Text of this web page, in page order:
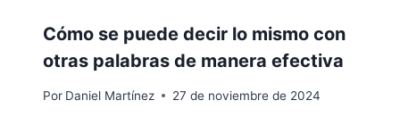
Cómo se puede decir lo mismo con
otras palabras de manera efectiva
Por Daniel Martínez 27 de noviembre de 2024